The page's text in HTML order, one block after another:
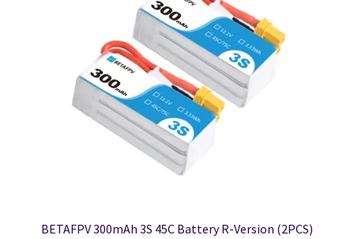
BETAFPV 300mAh 3S 45C Battery R-Version (2PCS)